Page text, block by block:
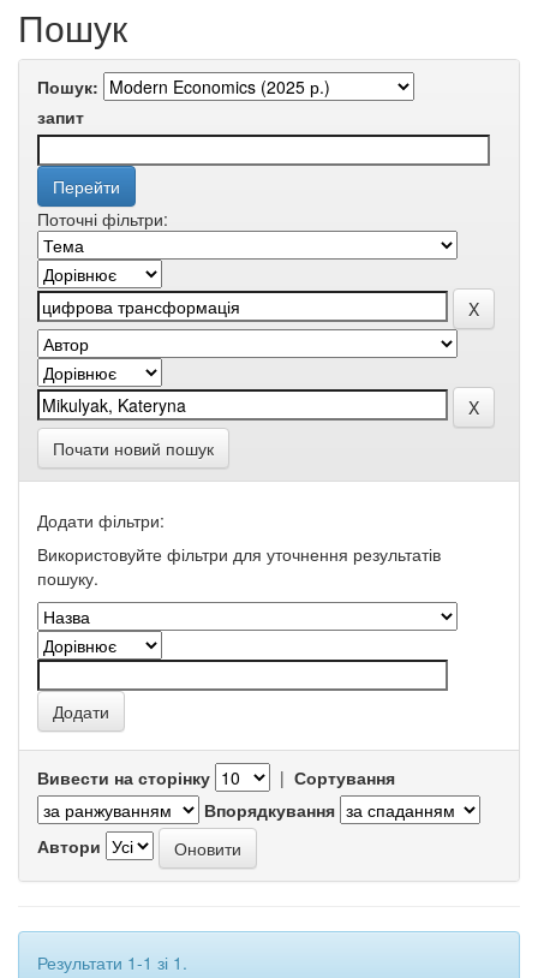
Пошук
Пошук:
запит
Поточні фільтри:
Почати новий пошук
Додати фільтри:
Використовуйте фільтри для уточнення результатів
пошуку.
Вивести на сторінку | Сортування
Впорядкування
Автори
Результати 1-1 зі 1.